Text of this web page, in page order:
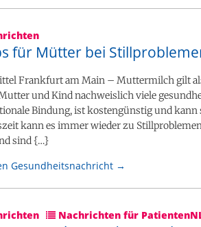
für Mütter bei
Frankfurt am Main – Muttermilch gilt
und Kind nachweislich viele
Bindung, ist kostengünstig und kann
kann es immer wieder zu
sind {…}
Gesundheitsnachricht →
Nachrichten für